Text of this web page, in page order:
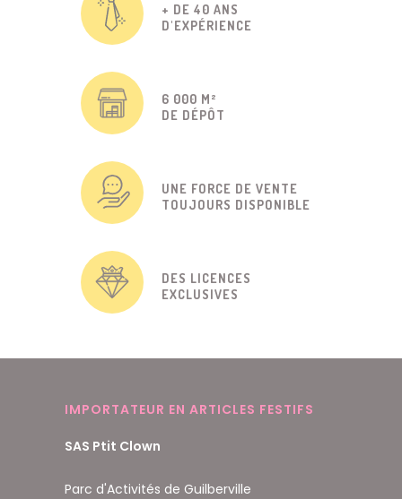
+ DE 40 ANS
D'EXPÉRIENCE
6 000 M²
DE DÉPÔT
UNE FORCE DE VENTE
TOUJOURS DISPONIBLE
DES LICENCES
EXCLUSIVES
IMPORTATEUR EN ARTICLES FESTIFS
SAS Ptit Clown
Parc d'Activités de Guilberville